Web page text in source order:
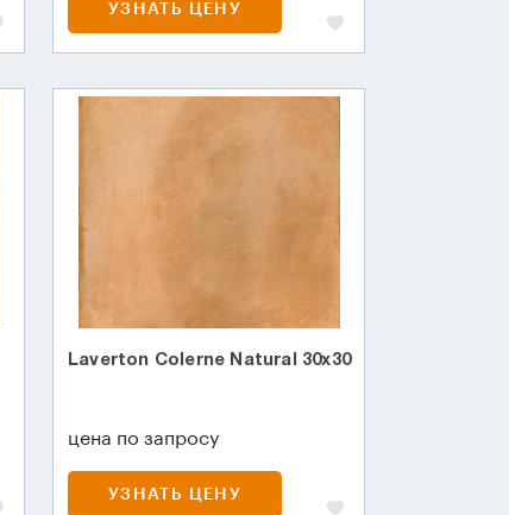
УЗНАТЬ ЦЕНУ
Laverton Colerne Natural 30x30
цена по запросу
УЗНАТЬ ЦЕНУ